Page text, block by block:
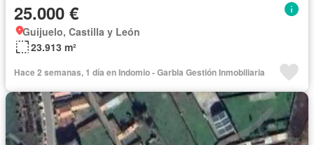
25.000 €
Guijuelo, Castilla y León
23.913 m²
Hace 2 semanas, 1 día en Indomio - Garbla Gestión Inmobiliaria